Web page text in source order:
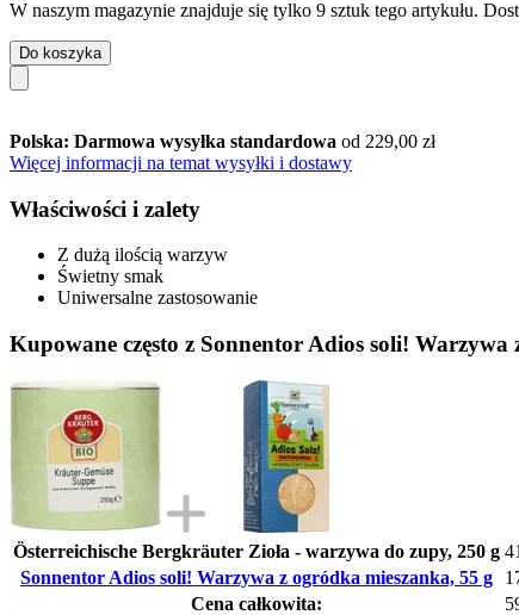
W naszym magazynie znajduje się tylko 9 sztuk tego artykułu.
Do koszyka
Polska: Darmowa wysyłka standardowa od 229,00 zł
Więcej informacji na temat wysyłki i dostawy
Właściwości i zalety
Z dużą ilością warzyw
Świetny smak
Uniwersalne zastosowanie
Kupowane często z Sonnentor Adios soli! Warzywa
Österreichische Bergkräuter Zioła - warzywa do zupy, 250 g
Sonnentor Adios soli! Warzywa z ogródka mieszanka, 55 g
Cena całkowita: